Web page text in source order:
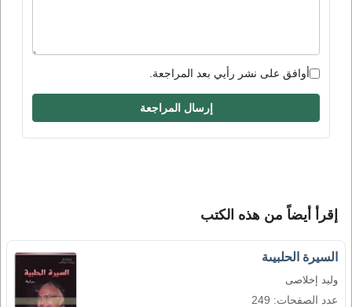
أوافق على نشر رأيي بعد المراجعة.
إرسال المراجعة
إقرأ أيضاً من هذه الكتب
السيرة الحلبيىة
وليد إخلاصى
عدد الصفحات: 249